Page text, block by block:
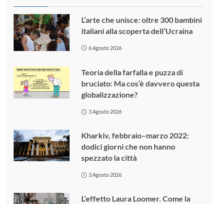
L’arte che unisce: oltre 300 bambini
italiani alla scoperta dell’Ucraina
6 Agosto 2026
Teoria della farfalla e puzza di
bruciato: Ma cos’è davvero questa
globalizzazione?
3 Agosto 2026
Kharkiv, febbraio–marzo 2022:
dodici giorni che non hanno
spezzato la città
3 Agosto 2026
L’effetto Laura Loomer. Come la